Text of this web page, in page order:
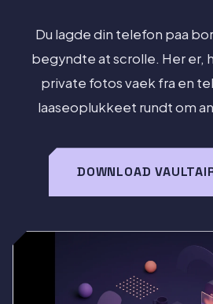
Du lagde din telefon paa
begyndte at scrolle. Her er,
private fotos vaek fra en
laaseoplukkeet rundt om
DOWNLOAD